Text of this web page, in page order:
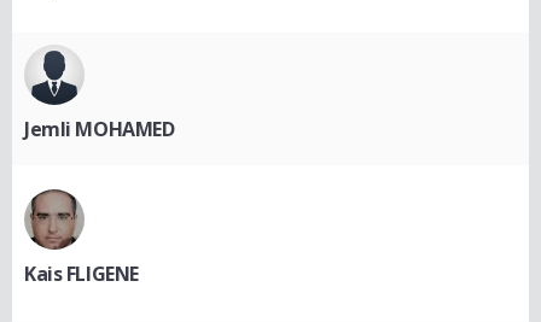
Jemli MOHAMED
Kais FLIGENE